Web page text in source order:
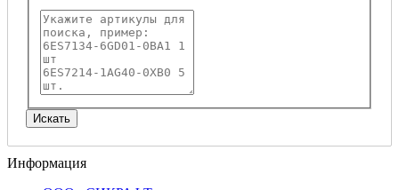
Информация